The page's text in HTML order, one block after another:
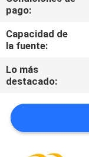
EN
CONTACTO
UNA
CITA
pago:
Capacidad de
la fuente:
Lo más
destacado: